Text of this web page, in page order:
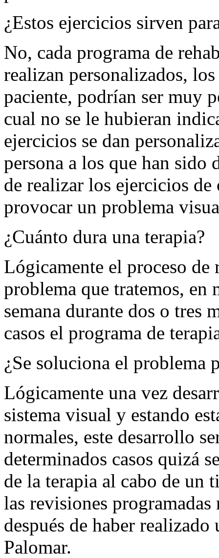
¿Estos ejercicios sirven
No, cada programa de
realizan personalizados,
paciente, podrían ser muy
cual no se le hubieran
ejercicios se dan
persona a los que han sido
de realizar los ejercicios
provocar un problema
¿Cuánto dura una terapia?
Lógicamente el proceso
problema que tratemos, en
semana durante dos o tres
casos el programa de
¿Se soluciona el problema
Lógicamente una vez
sistema visual y estando
normales, este desarrollo
determinados casos quizá
de la terapia al cabo de un
las revisiones
después de haber
Palomar.